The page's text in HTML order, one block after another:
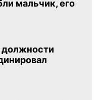
мальчик, его